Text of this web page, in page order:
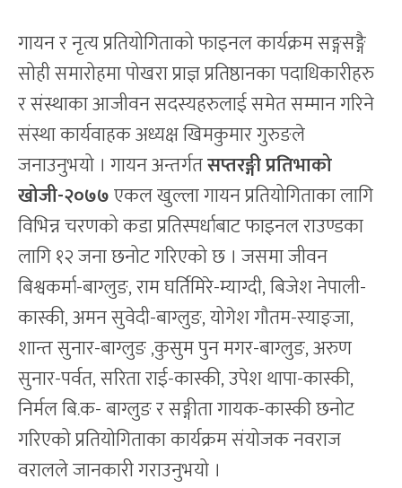
गायन र नृत्य प्रतियोगिताको फाइनल कार्यक्रम सङ्गसङ्गै
सोही समारोहमा पोखरा प्राज्ञ प्रतिष्ठानका पदाधिकारीहरु
र संस्थाका आजीवन सदस्यहरुलाई समेत सम्मान गरिने
संस्था कार्यवाहक अध्यक्ष खिमकुमार गुरुङले
जनाउनुभयो । गायन अन्तर्गतसप्तरङ्गी प्रतिभाको
खोजी-२०७७एकल खुल्ला गायन‌ प्रतियोगिताका लागि
विभिन्न चरणको कडा प्रतिस्पर्धाबाट फाइन‌ल राउण्डका
लागि १२ जना छनोट गरिएको छ ।‌ जसमा जीवन
बिश्वकर्मा-बाग्लुङ, राम घर्तिमिरे-म्याग्दी, बिजेश नेपाली-
कास्की, अमन सुवेदी-बाग्लुङ, योगेश गौतम-स्याङ्जा,
शान्त सुनार-बाग्लुङ ,कुसुम पुन मगर-बाग्लुङ, अरुण
सुनार-पर्वत, सरिता राई-कास्की, उपेश थापा-कास्की,
निर्मल बि.क- बाग्लुङ र सङ्गीता गायक-कास्की छनोट
गरिएको प्रतियोगिताका कार्यक्रम संयोजक नवराज
वरालले जानकारी गराउनुभयो ।